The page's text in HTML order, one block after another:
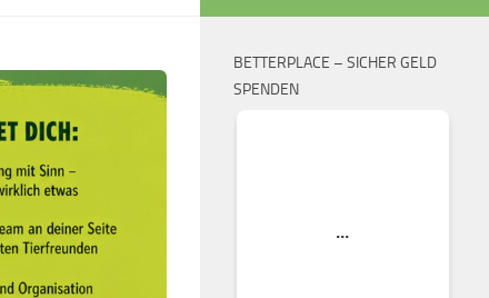
BETTERPLACE – SICHER GELD
SPENDEN